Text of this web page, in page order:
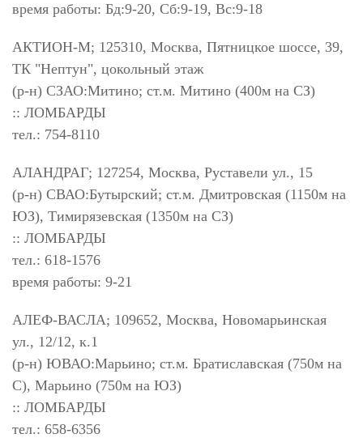
время работы: Бд:9-20, Сб:9-19, Вс:9-18
АКТИОН-М; 125310, Москва, Пятницкое шоссе, 39,
ТК "Нептун", цокольный этаж
(р-н) СЗАО:Митино; ст.м. Митино (400м на СЗ)
:: ЛОМБАРДЫ
тел.: 754-8110
АЛАНДРАГ; 127254, Москва, Руставели ул., 15
(р-н) СВАО:Бутырский; ст.м. Дмитровская (1150м на
ЮЗ), Тимирязевская (1350м на СЗ)
:: ЛОМБАРДЫ
тел.: 618-1576
время работы: 9-21
АЛЕФ-ВАСЛА; 109652, Москва, Новомарьинская
ул., 12/12, к.1
(р-н) ЮВАО:Марьино; ст.м. Братиславская (750м на
С), Марьино (750м на ЮЗ)
:: ЛОМБАРДЫ
тел.: 658-6356